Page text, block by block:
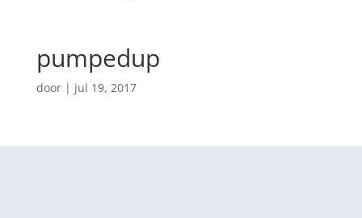
pumpedup
door | jul 19, 2017